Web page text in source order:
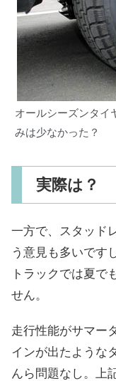
オールシーズンタイ
みは少なかった？
実際は？
一方で、スタッド
う意見も多いです
トラックでは夏で
せん。
走行性能がサマー
インが出たような
んら問題なし。上